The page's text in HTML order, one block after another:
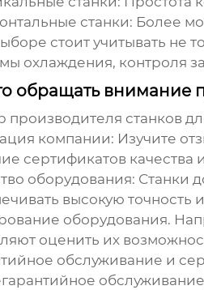
станки: Более
стоит учитывать не
охлаждения, контроля
обращать внимание
производителя станков
компании: Изучите
сертификатов качества
оборудования: Станки
высокую точность
оборудования.
оценить их
обслуживание и